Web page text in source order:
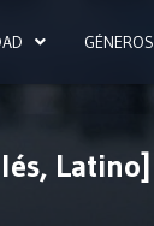
GÉNEROS
Latino]